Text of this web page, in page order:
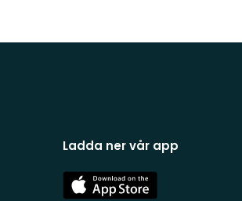
Ladda ner vår app
App
Store